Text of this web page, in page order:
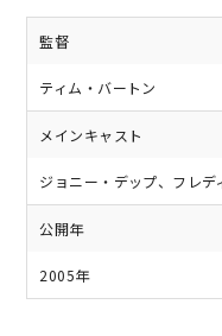
監督
ティム・バートン
メインキャスト
ジョニー・デップ、フレ
公開年
2005年